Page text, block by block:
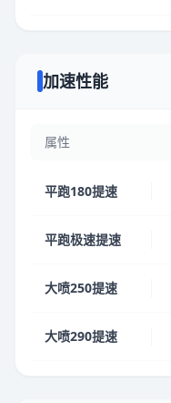
加速性能
属性
平跑180提速
平跑极速提速
大喷250提速
大喷290提速